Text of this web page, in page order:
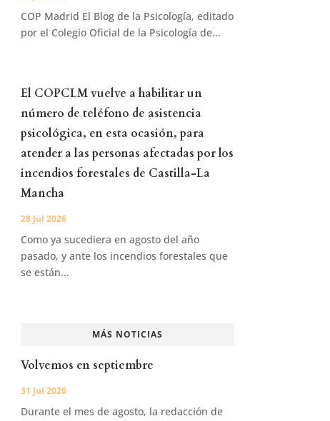
COP Madrid El Blog de la Psicología, editado
por el Colegio Oficial de la Psicología de...
El COPCLM vuelve a habilitar un
número de teléfono de asistencia
psicológica, en esta ocasión, para
atender a las personas afectadas por los
incendios forestales de Castilla-La
Mancha
28 Jul 2026
Como ya sucediera en agosto del año
pasado, y ante los incendios forestales que
se están...
MÁS NOTICIAS
Volvemos en septiembre
31 Jul 2026
Durante el mes de agosto, la redacción de